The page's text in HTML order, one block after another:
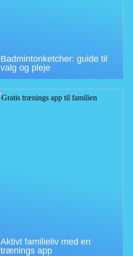
Badmintonketcher: guide til
valg og pleje
Aktivt familieliv med en
trænings app